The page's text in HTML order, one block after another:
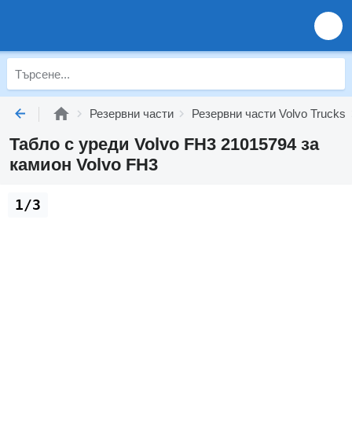
Резервни части Резервни части Volvo Trucks
Табло с уреди Volvo FH3 21015794 за
камион Volvo FH3
1/3